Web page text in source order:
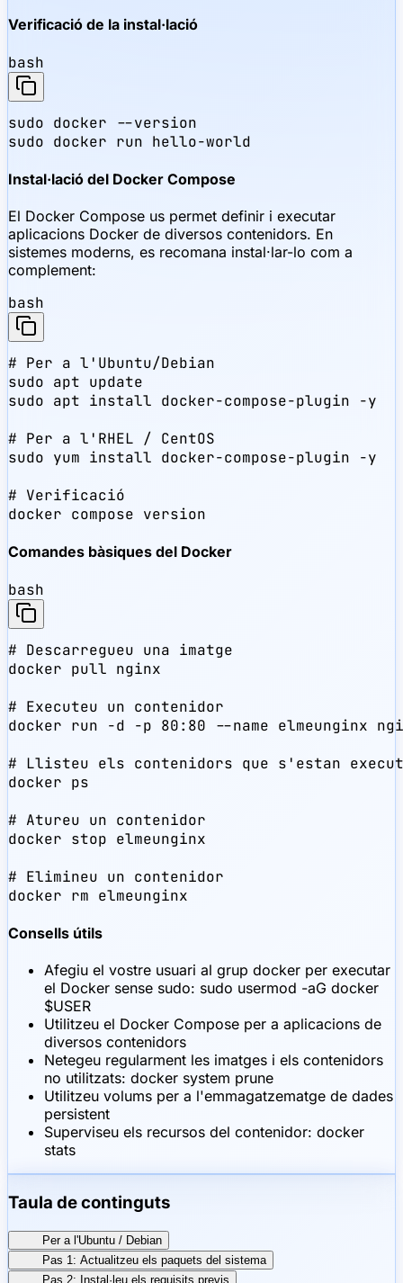
Verificació de la instal·lació
bash
sudo docker --version
sudo docker run hello-world
Instal·lació del Docker Compose
El Docker Compose us permet definir i executar
aplicacions Docker de diversos contenidors. En
sistemes moderns, es recomana instal·lar-lo com a
complement:
bash
# Per a l'Ubuntu/Debian
sudo apt update
sudo apt install docker-compose-plugin -y
# Per a l'RHEL / CentOS
sudo yum install docker-compose-plugin -y
# Verificació
docker compose version
Comandes bàsiques del Docker
bash
# Descarregueu una imatge
docker pull nginx
# Executeu un contenidor
docker run -d -p 80:80 --name elmeunginx
# Llisteu els contenidors que s'estan
docker ps
# Atureu un contenidor
docker stop elmeunginx
# Elimineu un contenidor
docker rm elmeunginx
Consells útils
Afegiu el vostre usuari al grup docker per executar
el Docker sense sudo: sudo usermod -aG docker
$USER
Utilitzeu el Docker Compose per a aplicacions de
diversos contenidors
Netegeu regularment les imatges i els contenidors
no utilitzats: docker system prune
Utilitzeu volums per a l'emmagatzematge de dades
persistent
Superviseu els recursos del contenidor: docker
stats
Taula de continguts
Per a l'Ubuntu / Debian
Pas 1: Actualitzeu els paquets del sistema
Pas 2: Instal·leu els requisits previs